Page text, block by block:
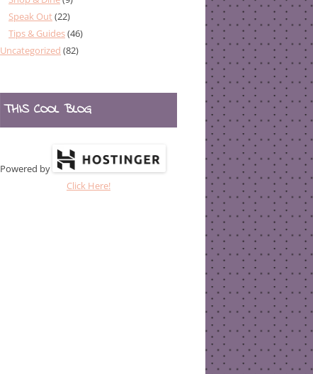
Speak Out(22)
Tips & Guides(46)
Uncategorized (82)
THIS COOL BLOG
Powered by
Click Here!